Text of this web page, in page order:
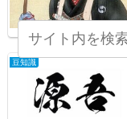
豆知識